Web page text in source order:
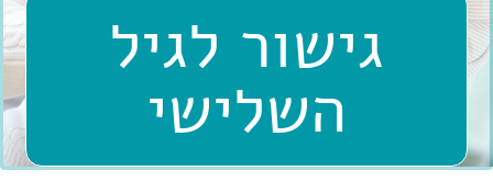
גישור לגיל
השלישי